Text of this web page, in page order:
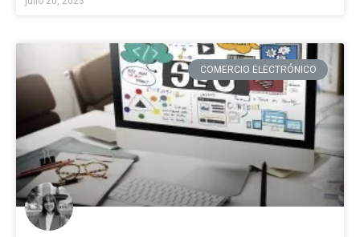
COMERCIO ELECTRÓNICO